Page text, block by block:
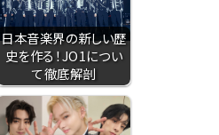
日本音楽界の新しい歴
史を作る！JO1につい
て徹底解剖